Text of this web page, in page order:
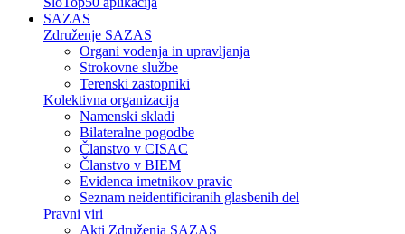
SAZAS
Združenje SAZAS
Organi vodenja in upravljanja
Strokovne službe
Terenski zastopniki
Kolektivna organizacija
Namenski skladi
Bilateralne pogodbe
Članstvo v CISAC
Članstvo v BIEM
Evidenca imetnikov pravic
Seznam neidentificiranih glasbenih del
Pravni viri
Akti Združenja SAZAS